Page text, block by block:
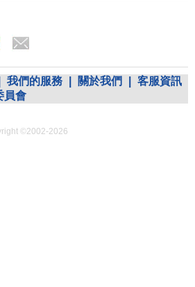
我們的服務 關於我們
客服資訊
員會
©2002-2026